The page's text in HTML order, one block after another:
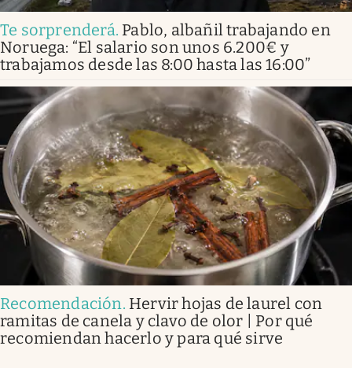
Te sorprenderá. Pablo, albañil trabajando en
Noruega: “El salario son unos 6.200€ y
trabajamos desde las 8:00 hasta las 16:00”
Recomendación. Hervir hojas de laurel con
ramitas de canela y clavo de olor | Por qué
recomiendan hacerlo y para qué sirve